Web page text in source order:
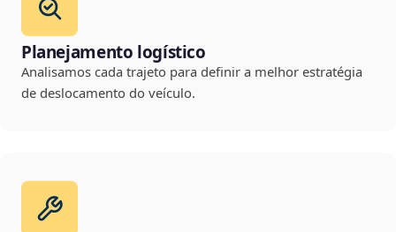
Planejamento logístico
Analisamos cada trajeto para definir a melhor estratégia
de deslocamento do veículo.